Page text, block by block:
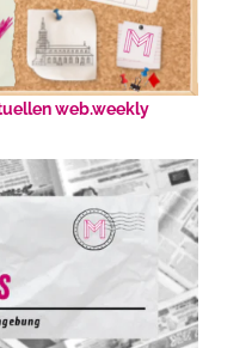
web.weekly